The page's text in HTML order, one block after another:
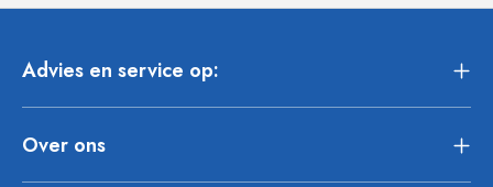
Advies en service op:
Over ons